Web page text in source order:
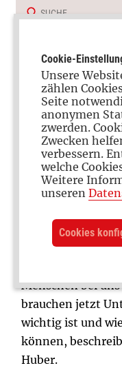
Erzieher-
Dasein
Mit Kindern
Menschen bei
brauchen jetzt
wichtig ist und
können,
Huber.
Cookie-
Unsere
zählen
Seite
anonymen
zwerden.
Zwecken
verbessern.
welche
Weitere
unseren
Cookies